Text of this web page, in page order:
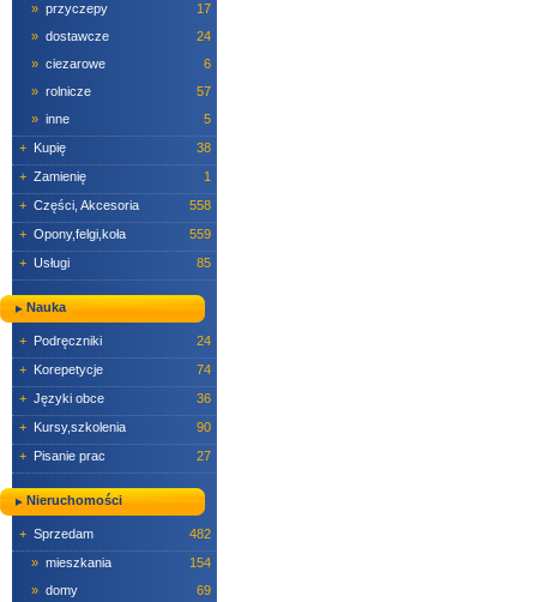
» przyczepy
17
» dostawcze
24
» ciezarowe
6
» rolnicze
57
» inne
5
+ Kupię
38
+ Zamienię
1
+ Części, Akcesoria
558
+ Opony,felgi,koła
559
+ Usługi 85
Nauka
+ Podręczniki
24
+ Korepetycje
74
+ Języki obce
36
+ Kursy,szkolenia
90
+ Pisanie prac 27
Nieruchomości
+ Sprzedam
482
» mieszkania
154
» domy
69